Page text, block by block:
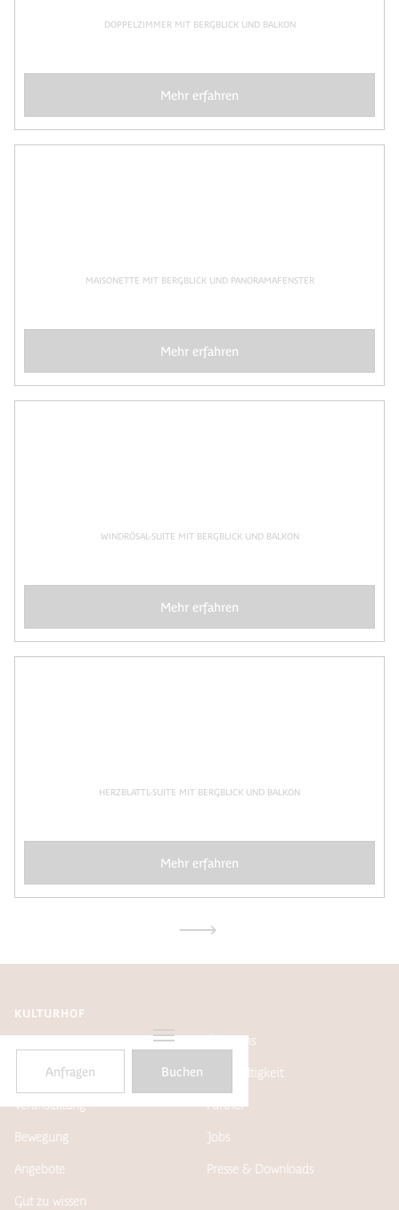
DOPPELZIMMER MIT BERGBLICK UND BALKON
Mehr erfahren
MAISONETTE MIT BERGBLICK UND PANORAMAFENSTER
Mehr erfahren
WINDRÖSAL-SUITE MIT BERGBLICK UND BALKON
Mehr erfahren
HERZBLATTL-SUITE MIT BERGBLICK UND BALKON
Mehr erfahren
Anfragen Buchen
KULTURHOF
Kulinarik
Veranstaltung
Bewegung
Angebote
Gut zu wissen
Über uns
Nachhaltigkeit
Partner
Jobs
Presse & Downloads